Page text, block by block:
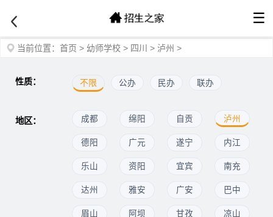
☰
当前位置： 首页 > 幼师学校 > 四川 > 泸州 >
性质： 不限 公办 民办 联办
地区： 成都 绵阳 自贡 泸州
德阳 广元 遂宁 内江
乐山 资阳 宜宾 南充
达州 雅安 广安 巴中
眉山 阿坝 甘孜 凉山